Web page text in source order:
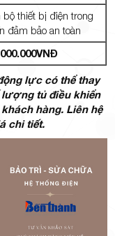
bộ thiết bị điện trong
đảm bảo an toàn
lực có thể thay
lượng tủ điều khiển
hàng. Liên hệ
chi tiết.